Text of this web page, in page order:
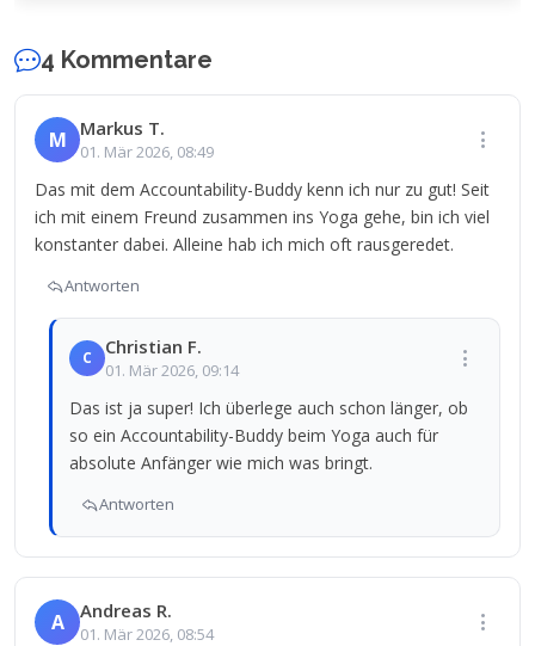
4 Kommentare
M Markus T.
01. Mär 2026, 08:49
Das mit dem Accountability-Buddy kenn ich nur zu gut! Seit
ich mit einem Freund zusammen ins Yoga gehe, bin ich viel
konstanter dabei. Alleine hab ich mich oft rausgeredet.
Antworten
C Christian F.
01. Mär 2026, 09:14
Das ist ja super! Ich überlege auch schon länger, ob
so ein Accountability-Buddy beim Yoga auch für
absolute Anfänger wie mich was bringt.
Antworten
A Andreas R.
01. Mär 2026, 08:54